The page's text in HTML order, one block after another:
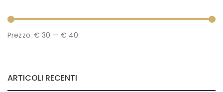
P
z
P
z
Prezzo:€ 30 — € 40
ARTICOLI RECENTI